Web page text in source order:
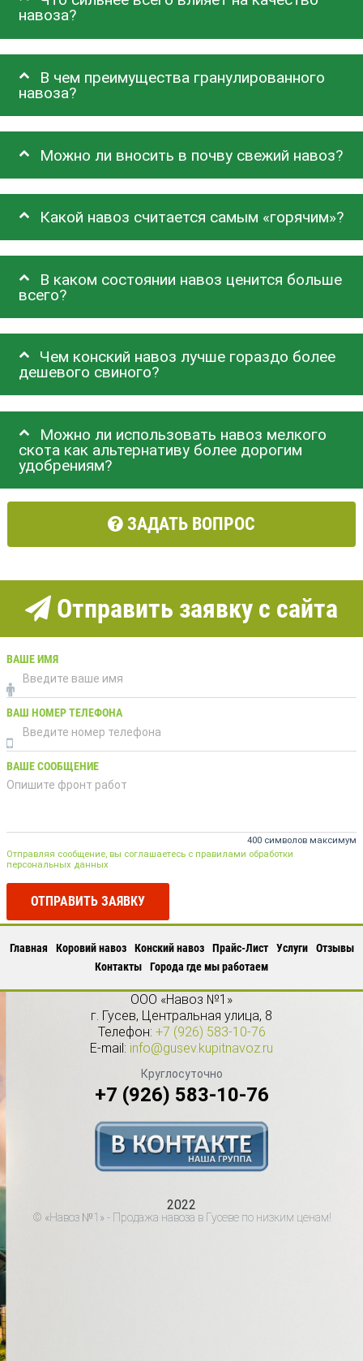
навоза?
В чем преимущества гранулированного
навоза?
Можно ли вносить в почву свежий навоз?
Какой навоз считается самым «горячим»?
В каком состоянии навоз ценится больше
всего?
Чем конский навоз лучше гораздо более
дешевого свиного?
Можно ли использовать навоз мелкого
скота как альтернативу более дорогим
удобрениям?
ЗАДАТЬ ВОПРОС
Отправить заявку с сайта
ВАШЕ ИМЯ
ВАШ НОМЕР ТЕЛЕФОНА
ВАШЕ СООБЩЕНИЕ
400 символов максимум
Отправляя сообщение, вы соглашаетесь с правилами обработки
персональных данных
ОТПРАВИТЬ ЗАЯВКУ
Главная Коровий навоз Конский навоз Прайс-Лист Услуги
Отзывы
Контакты
Города где мы работаем
ООО «Навоз №1»
г. Гусев, Центральная улица, 8
Телефон: +7 (926) 583-10-76
E-mail: info@gusev.kupitnavoz.ru
Круглосуточно
+7 (926) 583-10-76
2022
© «Навоз №1» - Продажа навоза в Гусеве по низким ценам!